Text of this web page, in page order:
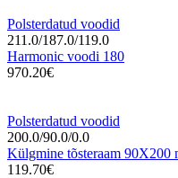
Polsterdatud voodid
211.0/187.0/119.0
Harmonic voodi 180
970.20€
Polsterdatud voodid
200.0/90.0/0.0
Külgmine tõsteraam 90X200
119.70€